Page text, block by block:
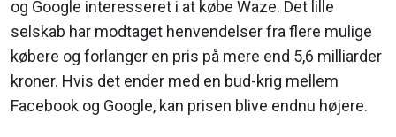
og Google interesseret i at købe Waze. Det lille
selskab har modtaget henvendelser fra flere mulige
købere og forlanger en pris på mere end 5,6 milliarder
kroner. Hvis det ender med en bud-krig mellem
Facebook og Google, kan prisen blive endnu højere.